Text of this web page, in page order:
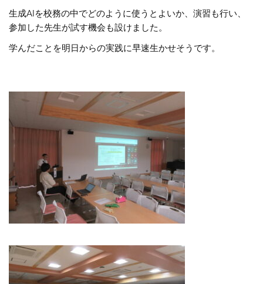
生成AIを校務の中でどのように使うとよいか、演習も行い、
参加した先生が試す機会も設けました。
学んだことを明日からの実践に早速生かせそうです。